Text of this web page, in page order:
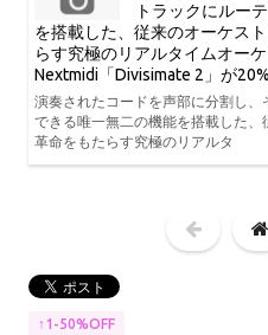
トラックにルー
を搭載した、従来のオーケス
らす究極のリアルタイムオー
Nextmidi「Divisimate 2」が
演奏されたコードを声部に分割し
できる唯一無二の機能を搭載した
革命をもたらす究極のリアルタ
↑1-50%OFF